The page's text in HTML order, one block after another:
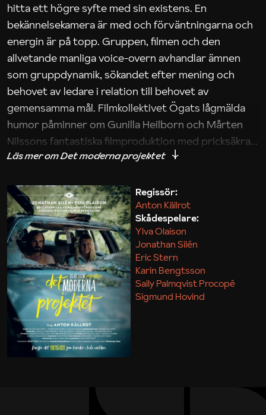
hitta ett högre syfte med sin existens. En
bekännelsekamera är med och förväntningarna och
energin är på topp. Gruppen, filmen och den
allvetande manliga voice-overn avhandlar ämnen
som gruppdynamik, sökandet efter mening och
behovet av ledare i relation till behovet av
gemensamma mål. Filmkollektivet Ögats lågmälda
humor påminner om Gunilla Heilborn och Mårten
Nilssons fantastiska filmproduktion med pricksäkra
iakttagelser om hur svårt det kan vara att omsätta
Maja Kekonius
Regissör:
Anton Källrot
Skådespelare:
Ylva Olaison
Jonathan Silén
Eric Stern
Karin Bengtsson
Sally Palmqvist Procopé
Sigmund Hovind